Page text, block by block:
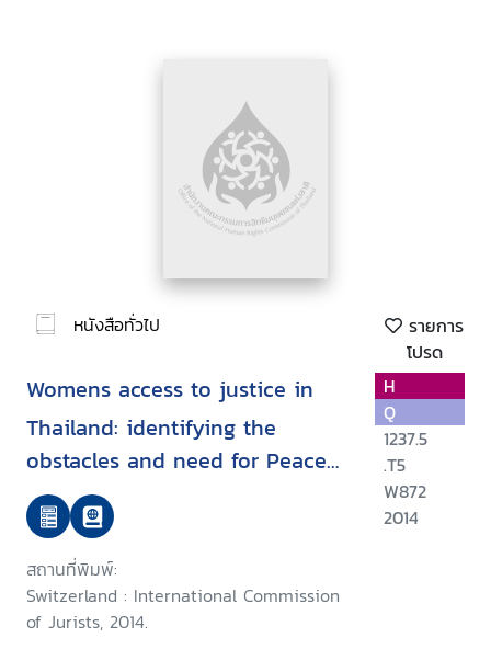
หนังสือทั่วไป
รายการ
โปรด
Womens access to justice in
Thailand: identifying the
obstacles and need for Peace
Foundation
สถานที่พิมพ์:
Switzerland : International Commission
of Jurists, 2014.
H
Q
1237.5
.T5
W872
2014